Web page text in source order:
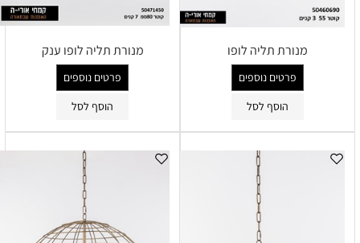
מנורת תליה לופו
פרטים נוספים
הוסף לסל
מנורת תליה לופו ענק
פרטים נוספים
הוסף לסל